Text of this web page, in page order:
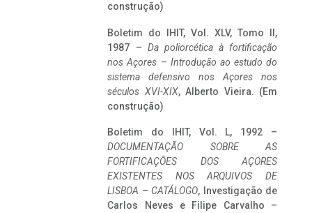
construção)
Boletim do IHIT, Vol. XLV, Tomo II,
1987 – Da poliorcética à fortificação
nos Açores – Introdução ao estudo do
sistema defensivo nos Açores nos
séculos XVI-XIX, Alberto Vieira. (Em
construção)
Boletim do IHIT, Vol. L, 1992 –
DOCUMENTAÇÃO SOBRE AS
FORTIFICAÇÕES DOS AÇORES
EXISTENTES NOS ARQUIVOS DE
LISBOA – CATÁLOGO, Investigação de
Carlos Neves e Filipe Carvalho –